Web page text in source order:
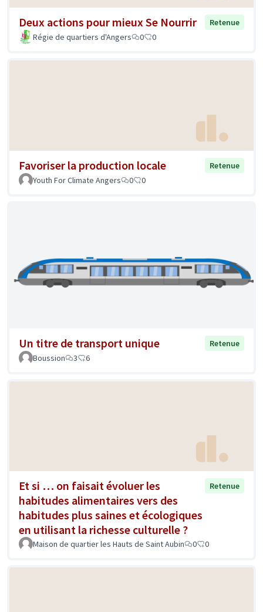
Deux actions pour mieux Se Nourrir
Retenue
Régie de quartiers d'Angers
0 0
Favoriser la production locale
Retenue
Youth For Climate Angers
0 0
Un titre de transport unique
Retenue
Boussion
3 6
Et si … on faisait évoluer les
habitudes alimentaires vers des
habitudes plus saines et écologiques
en utilisant la richesse culturelle ?
Retenue
Maison de quartier les Hauts de Saint Aubin 0 0